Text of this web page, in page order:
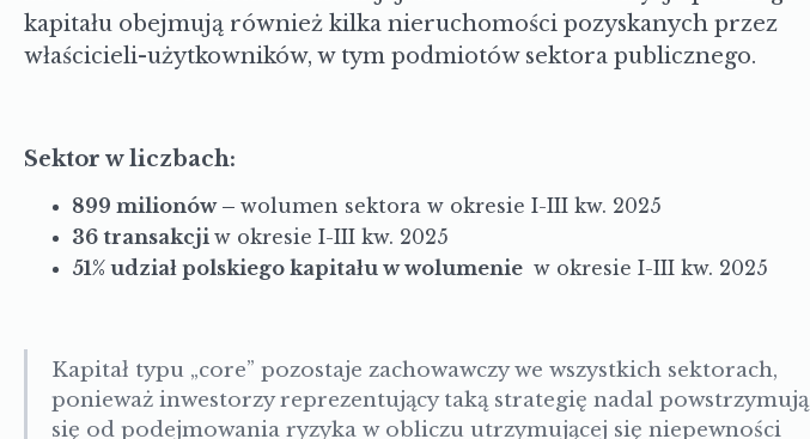
kapitału obejmują również kilka nieruchomości pozyskanych przez
właścicieli-użytkowników, w tym podmiotów sektora publicznego.
Sektor w liczbach:
899 milionów – wolumen sektora w okresie I-III kw. 2025
36 transakcji w okresie I-III kw. 2025
51% udział polskiego kapitału w wolumenie w okresie I-III kw. 2025
Kapitał typu „core” pozostaje zachowawczy we wszystkich sektorach,
ponieważ inwestorzy reprezentujący taką strategię nadal powstrzymują
się od podejmowania ryzyka w obliczu utrzymującej się niepewności